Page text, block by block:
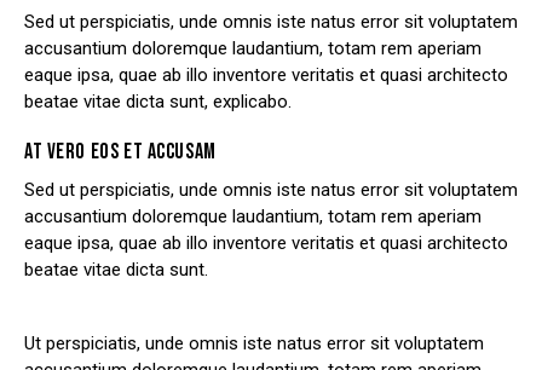
Sed ut perspiciatis, unde omnis iste natus error sit voluptatem
accusantium doloremque laudantium, totam rem aperiam
eaque ipsa, quae ab illo inventore veritatis et quasi architecto
beatae vitae dicta sunt, explicabo.
AT VERO EOS ET ACCUSAM
Sed ut perspiciatis, unde omnis iste natus error sit voluptatem
accusantium doloremque laudantium, totam rem aperiam
eaque ipsa, quae ab illo inventore veritatis et quasi architecto
beatae vitae dicta sunt.
Ut perspiciatis, unde omnis iste natus error sit voluptatem